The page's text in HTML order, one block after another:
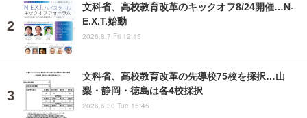
文科省、高校教育改革のキックオフ8/24開催…N-
E.X.T.始動
2026.8.7 Fri 12:15
文科省、高校教育改革の先導校75校を採択…山
梨・静岡・徳島は各4校採択
2026.6.30 Tue 15:45